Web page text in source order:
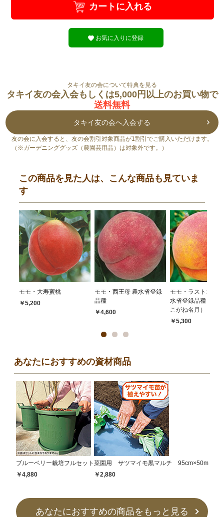
カートに入れる
お気に入りに登録
タキイ友の会について特典を見る
タキイ友の会入会もしくは5,000円以上のお買い物で
送料無料
タキイ友の会へ入会する
友の会に入会すると、友の会割引対象商品が1割引でご購入いただけます。
（※ガーデニンググッズ（農園芸用品）は対象外です。）
この商品を見た人は、こんな商品も見ていま
す
モモ・大寿蜜桃
￥5,200
モモ・西王母 農水省登録
品種
￥4,600
モモ・ラストゴー
水省登録品種（品
こがね名月）
￥5,300
あなたにおすすめの資材商品
ブルーベリー栽培フルセット
￥4,880
菜園用 サツマイモ黒マルチ 95cm×50m
￥2,880
あなたにおすすめの商品をもっと見る